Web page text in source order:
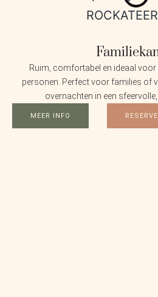
Ruim, comfortabel en ideaal
personen. Perfect voor families of
overnachten in een
MEER INFO